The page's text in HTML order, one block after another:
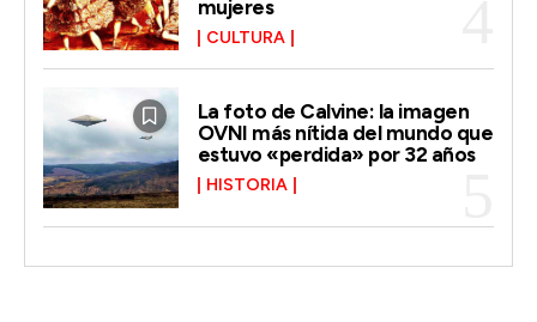
mujeres
CULTURA
La foto de Calvine: la imagen
OVNI más nítida del mundo que
estuvo «perdida» por 32 años
HISTORIA